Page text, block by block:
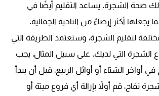
صحة الشجرة. يساعد التقليم أيضًا في
أكثر إرضاءً من الناحية الجمالية.
لتقليم الشجرة، وستعتمد الطريقة التي
الشجرة التي لديك. على سبيل المثال، يجب
في أواخر الشتاء أو أوائل الربيع، قبل أن يبدأ
تفاح، قم أولاً بإزالة أي فروع ميتة أو